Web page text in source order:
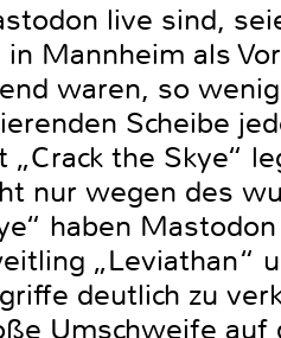
live sind,
in Mannheim als
waren, so
Scheibe
„Crack the Skye“
nur wegen des
haben
„Leviathan“
deutlich zu
Umschweife auf